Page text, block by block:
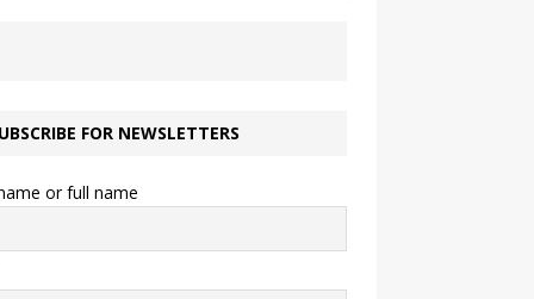
FOR NEWSLETTERS
or full name